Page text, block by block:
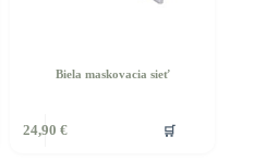
Biela maskovacia sieť
24,90 € 🛒
produkt